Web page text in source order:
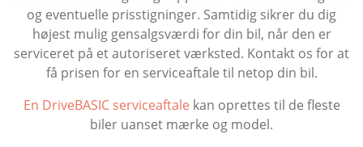
og eventuelle prisstigninger. Samtidig sikrer du dig
højest mulig gensalgsværdi for din bil, når den er
serviceret på et autoriseret værksted. Kontakt os for at
få prisen for en serviceaftale til netop din bil.
En DriveBASIC serviceaftale kan oprettes til de fleste
biler uanset mærke og model.